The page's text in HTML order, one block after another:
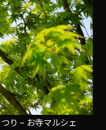
り – お寺マルシェ